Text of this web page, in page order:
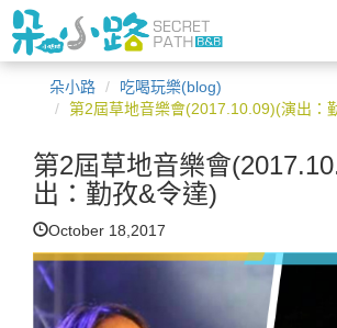
朵小路
吃喝玩樂(blog)
第2屆草地音樂會(2017.10.09)(演出：
第2屆草地音樂會
出：勤孜&令達)
October 18,2017